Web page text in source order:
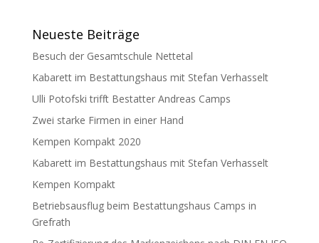
Neueste Beiträge
Besuch der Gesamtschule Nettetal
Kabarett im Bestattungshaus mit Stefan Verhasselt
Ulli Potofski trifft Bestatter Andreas Camps
Zwei starke Firmen in einer Hand
Kempen Kompakt 2020
Kabarett im Bestattungshaus mit Stefan Verhasselt
Kempen Kompakt
Betriebsausflug beim Bestattungshaus Camps in
Grefrath